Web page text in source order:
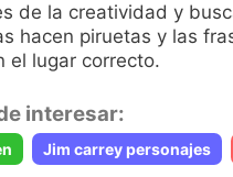
de la creatividad y
hacen piruetas y las
el lugar correcto.
interesar:
Jim carrey personajes